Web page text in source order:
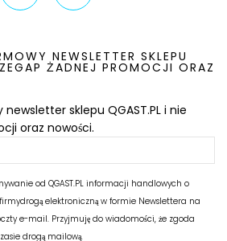
NEWSLETTER SKLEPU
ŻADNEJ PROMOCJI ORAZ
sklepu QGAST.PL i nie
oraz nowości.
od QGAST.PL informacji handlowych o
elektroniczną w formie Newslettera na
e-mail. Przyjmuję do wiadomości, że zgoda
drogą mailową.